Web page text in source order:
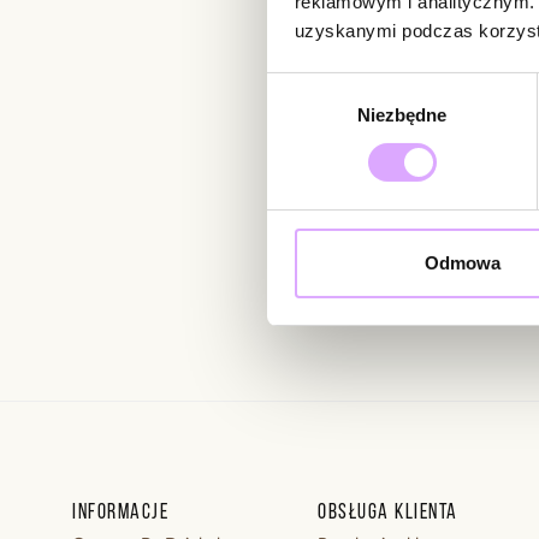
uzyskanymi podczas
Niezbędne
Odmowa
Wprowadzając i
Informacje Obsługa klienta